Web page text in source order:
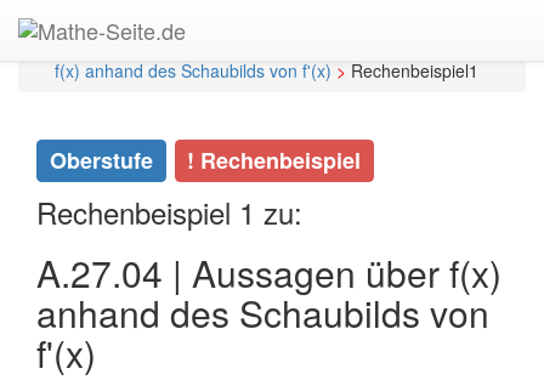
Start Oberstufe
Schaubilder von Funktionen
f(x) anhand des Schaubilds von f'(x) > Rechenbeispiel1
Oberstufe ! Rechenbeispiel
Rechenbeispiel 1 zu:
A.27.04 | Aussagen über f(x)
anhand des Schaubilds von
f'(x)